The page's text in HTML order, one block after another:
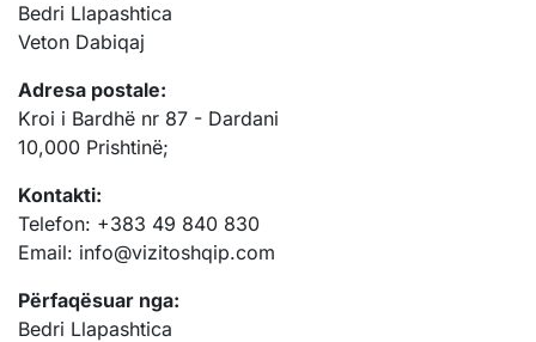
Bedri Llapashtica
Veton Dabiqaj
Adresa postale:
Kroi i Bardhë nr 87 - Dardani
10,000 Prishtinë;
Kontakti:
Telefon: +383 49 840 830
Email: info@vizitoshqip.com
Përfaqësuar nga:
Bedri Llapashtica